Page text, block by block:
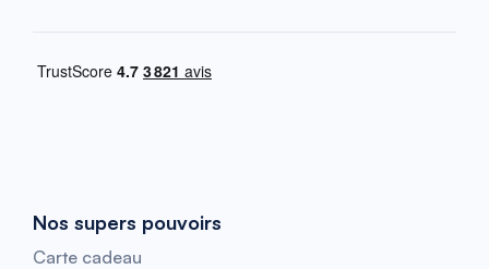
Nos supers pouvoirs
Carte cadeau